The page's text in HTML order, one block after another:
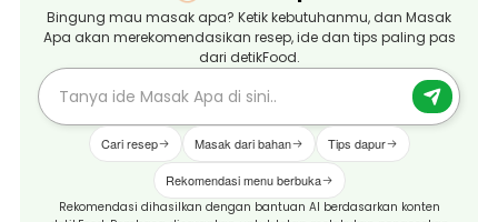
Bingung mau masak apa? Ketik kebutuhanmu, dan Masak
Apa akan merekomendasikan resep, ide dan tips paling pas
dari detikFood.
Cari resep Masak dari bahan Tips dapur
Rekomendasi menu berbuka
Rekomendasi dihasilkan dengan bantuan AI berdasarkan konten